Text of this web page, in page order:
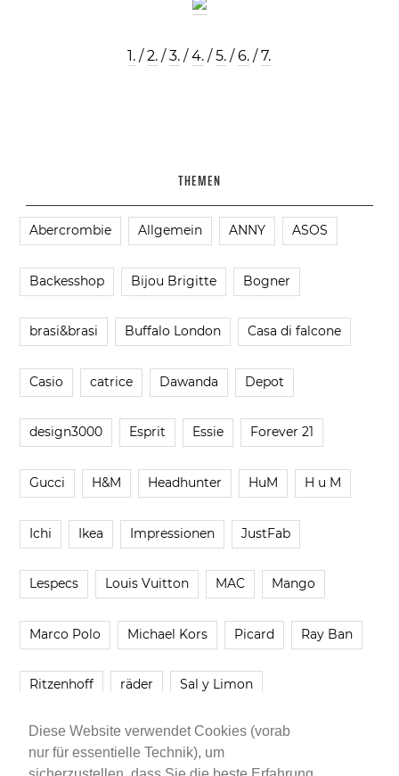
Diese Website verwendet Cookies (vorab
nur für essentielle Technik), um
1. /2. /3. /4. /5. /6. /7.
THEMEN
Abercrombie Allgemein ANNY ASOS
Backesshop Bijou Brigitte Bogner
brasi&brasi Buffalo London Casa di falcone
Casio catrice Dawanda Depot
design3000 Esprit Essie Forever 21
Gucci H&M Headhunter HuM H u M
Ichi Ikea Impressionen JustFab
Lespecs Louis Vuitton MAC Mango
Marco Polo Michael Kors Picard Ray Ban
Ritzenhoff räder Sal y Limon
Smartbuyglasses smash! Steve Madden